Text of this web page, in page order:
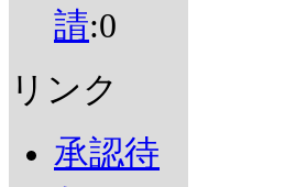
請:0
リンク
承認待